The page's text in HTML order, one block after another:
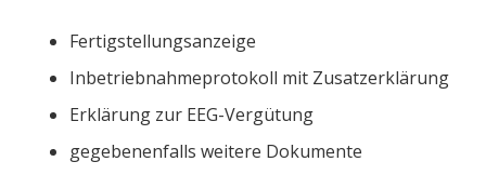
Fertigstellungsanzeige
Inbetriebnahmeprotokoll mit Zusatzerklärung
Erklärung zur EEG-Vergütung
gegebenenfalls weitere Dokumente